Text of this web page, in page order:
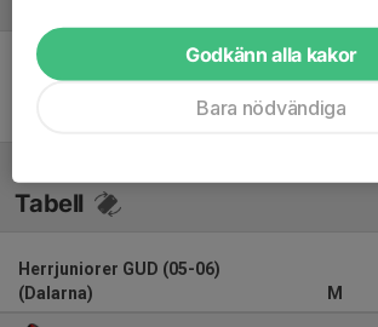
Inget referat skrivet
Tabell
Herrjuniorer GUD (05-06)
(Dalarna)
M
Godkänn alla kakor
Bara nödvändiga